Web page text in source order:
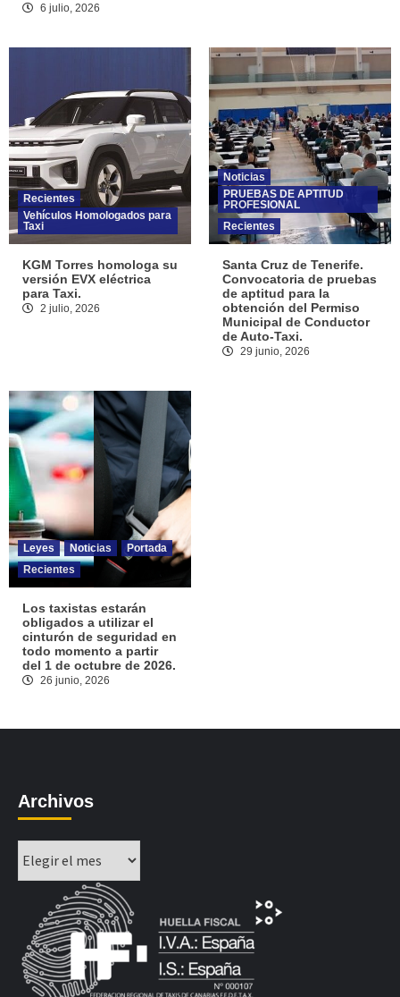
6 julio, 2026
Recientes
Vehículos Homologados para
Taxi
KGM Torres homologa su
versión EVX eléctrica
para Taxi.
2 julio, 2026
Noticias
PRUEBAS DE APTITUD
PROFESIONAL
Recientes
Santa Cruz de Tenerife.
Convocatoria de pruebas
de aptitud para la
obtención del Permiso
Municipal de Conductor
de Auto-Taxi.
29 junio, 2026
Leyes Noticias
Portada
Recientes
Los taxistas estarán
obligados a utilizar el
cinturón de seguridad en
todo momento a partir
del 1 de octubre de 2026.
26 junio, 2026
Archivos